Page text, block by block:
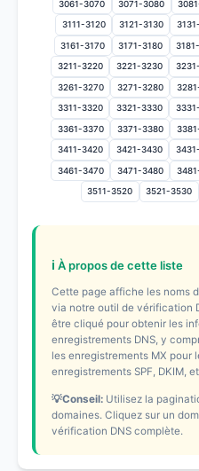
3061-3070 3071-3080
3111-3120 3121-3130
3161-3170 3171-3180
3211-3220 3221-3230
3261-3270 3271-3280
3311-3320 3321-3330
3361-3370 3371-3380
3411-3420 3421-3430
3461-3470 3471-3480
3511-3520 3521-3530
ℹ️ À propos de cette liste
Cette page affiche les noms
via notre outil de vérification
être cliqué pour obtenir les
enregistrements DNS, y
les enregistrements MX pour
enregistrements SPF, DKIM,
💡Conseil:Utilisez la
domaines. Cliquez sur un
vérification DNS complète.